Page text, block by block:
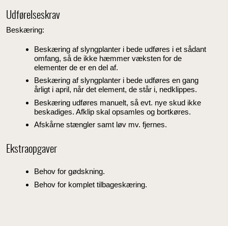
Udførelseskrav
Beskæring:
Beskæring af slyngplanter i bede udføres i et sådant
omfang, så de ikke hæmmer væksten for de
elementer de er en del af.
Beskæring af slyngplanter i bede udføres en gang
årligt i april, når det element, de står i, nedklippes.
Beskæring udføres manuelt, så evt. nye skud ikke
beskadiges. Afklip skal opsamles og bortkøres.
Afskårne stængler samt løv mv. fjernes.
Ekstraopgaver
Behov for gødskning.
Behov for komplet tilbageskæring.